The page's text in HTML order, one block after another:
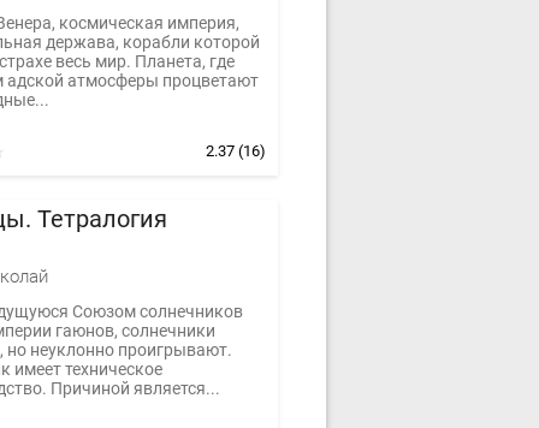
космическая империя,
держава, корабли которой
весь мир. Планета, где
адской атмосферы процветают
2.37(16)
Тетралогия
Союзом солнечников
гаюнов, солнечники
но неуклонно проигрывают.
имеет техническое
Причиной является...